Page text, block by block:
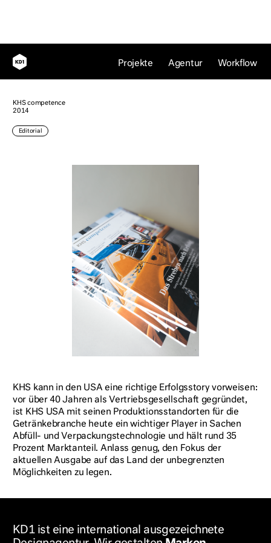
Projekte Agentur Workflow
Das Streben nach Erfolg
KHS competence
2014
Editorial
KHS kann in den USA eine richtige Erfolgsstory vorweisen:
vor über 40 Jahren als Vertriebsgesellschaft gegründet,
ist KHS USA mit seinen Produktionsstandorten für die
Getränkebranche heute ein wichtiger Player in Sachen
Abfüll- und Verpackungstechnologie und hält rund 35
Prozent Marktanteil. Anlass genug, den Fokus der
aktuellen Ausgabe auf das Land der unbegrenzten
Möglichkeiten zu legen.
KD1ist eine international ausgezeichnete